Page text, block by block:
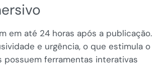
em até 24 horas após a publicação.
e urgência, o que estimula o
ferramentas interativas